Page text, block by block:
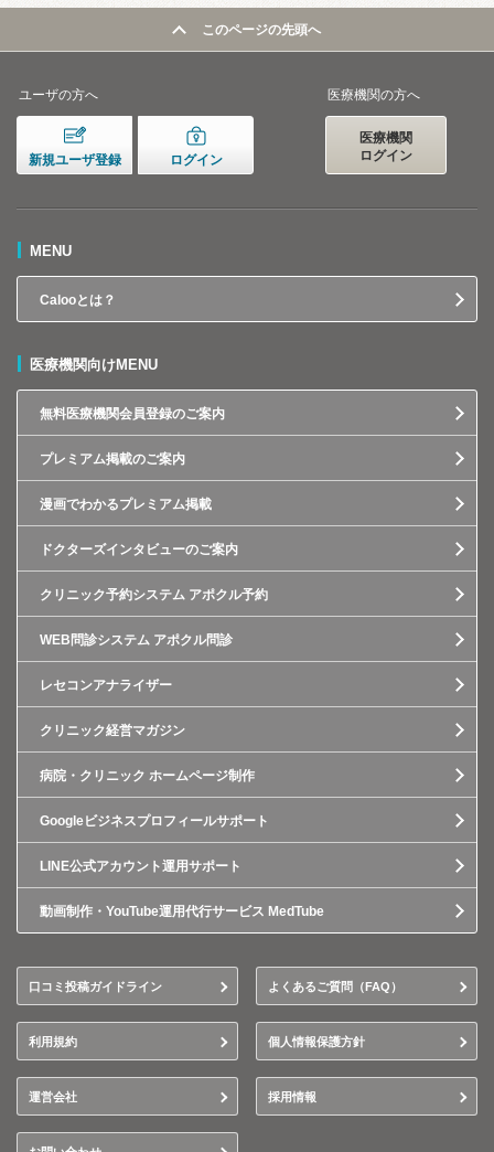
このページの先頭へ
ユーザの方へ
新規ユーザ登録 ログイン
医療機関の方へ
医療機関
ログイン
MENU
Calooとは？
医療機関向けMENU
無料医療機関会員登録のご案内
プレミアム掲載のご案内
漫画でわかるプレミアム掲載
ドクターズインタビューのご案内
クリニック予約システム アポクル予約
WEB問診システム アポクル問診
レセコンアナライザー
クリニック経営マガジン
病院・クリニック ホームページ制作
Googleビジネスプロフィールサポート
LINE公式アカウント運用サポート
動画制作・YouTube運用代行サービス MedTube
口コミ投稿ガイドライン よくあるご質問（FAQ）
利用規約 個人情報保護方針
運営会社 採用情報